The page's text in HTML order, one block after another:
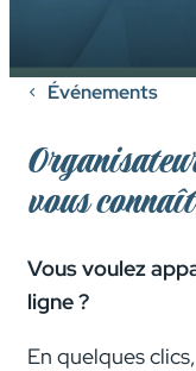
Événements
vous
Vous voulez
ligne ?
En quelques